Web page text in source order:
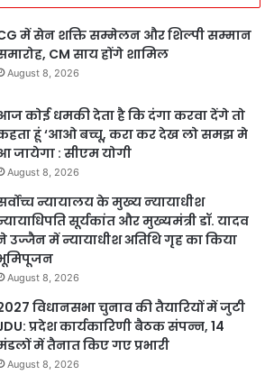
में सेन शक्ति सम्मेलन और शिल्पी सम्मान
CM साय होंगे शामिल
August 8, 2026
कोई धमकी देता है कि दंगा करवा देंगे तो
हूं ‘आओ बच्चू, करा कर देख लो समझ मे
जायेगा : सीएम योगी
August 8, 2026
न्यायालय के मुख्‍य न्‍यायाधीश
सूर्यकांत और मुख्यमंत्री डॉ. यादव
उज्जैन में न्यायाधीश अतिथि गृह का किया
August 8, 2026
विधानसभा चुनाव की तैयारियों में जुटी
प्रदेश कार्यकारिणी बैठक संपन्न, 14
में तैनात किए गए प्रभारी
August 8, 2026